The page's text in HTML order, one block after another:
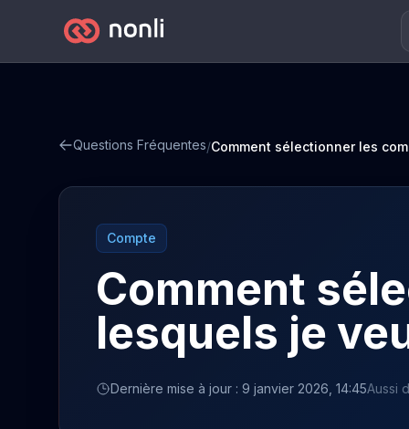
Questions Fréquentes/
Compte
Comment
lesquels je
Dernière mise à jour : 9 janvier 2026, 14:45Aussi